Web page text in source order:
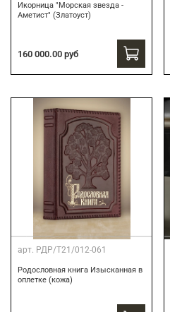
Икорница "Морская звезда -
Аметист" (Златоуст)
160 000.00 руб
арт. РДР/Т21/012-061
Родословная книга Изысканная в
оплетке (кожа)